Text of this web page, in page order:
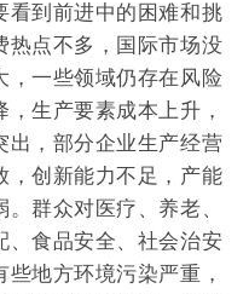
到前进中的困难和挑
热点不多，国际市场没
，一些领域仍存在风险
生产要素成本上升，
出，部分企业生产经营
，创新能力不足，产能
群众对医疗、养老、
、食品安全、社会治安
地方环境污染严重，